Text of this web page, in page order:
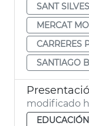
SANT
MERCAT
CARRERES
SANTIAGO
modificado